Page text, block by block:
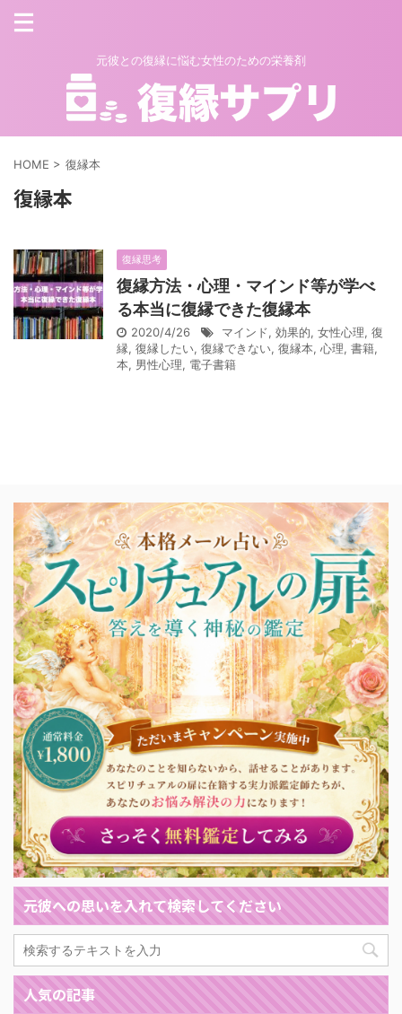
元彼との復縁に悩む女性のための栄養剤
HOME > 復縁本
復縁本
復縁思考
復縁方法・心理・マインド等が学べ
る本当に復縁できた復縁本
2020/4/26 マインド, 効果的, 女性心理, 復
縁, 復縁したい, 復縁できない, 復縁本, 心理, 書籍,
本, 男性心理, 電子書籍
元彼への思いを入れて検索してください
人気の記事